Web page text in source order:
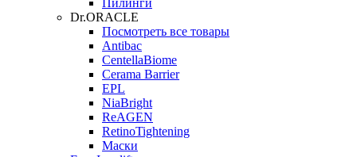
Пилинги
Dr.ORACLE
Посмотреть все товары
Antibac
CentellaBiome
Cerama Barrier
EPL
NiaBright
ReAGEN
RetinoTightening
Маски